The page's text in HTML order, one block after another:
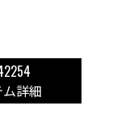
詳細